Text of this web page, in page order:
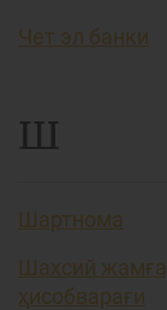
Чет эл банки
Ш
Шартнома
Шахсий
ҳисобварағи